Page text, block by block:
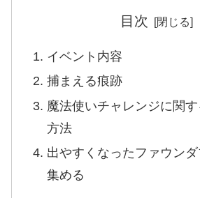
目次
イベント内容
捕まえる痕跡
魔法使いチャレンジに関
方法
出やすくなったファウン
集める